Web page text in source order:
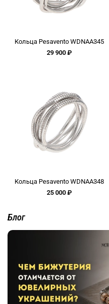
Кольца Pesavento WDNAA345
29 900 ₽
Кольца Pesavento WDNAA348
25 000 ₽
Блог